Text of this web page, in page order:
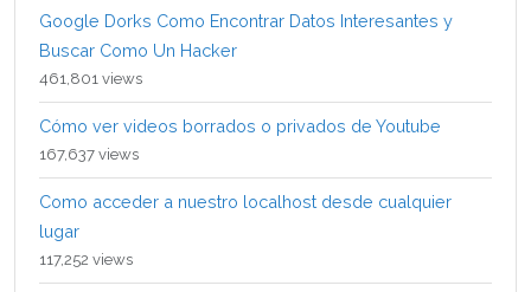
Google Dorks Como Encontrar Datos Interesantes y
Buscar Como Un Hacker
461,801 views
Cómo ver videos borrados o privados de Youtube
167,637 views
Como acceder a nuestro localhost desde cualquier
lugar
117,252 views